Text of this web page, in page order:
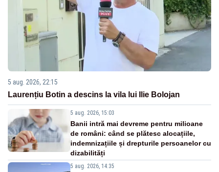
5 aug. 2026, 22:15
Laurențiu Botin a descins la vila lui Ilie Bolojan
5 aug. 2026, 15:03
Banii intră mai devreme pentru milioane
de români: când se plătesc alocațiile,
indemnizațiile și drepturile persoanelor cu
dizabilități
5 aug. 2026, 14:35